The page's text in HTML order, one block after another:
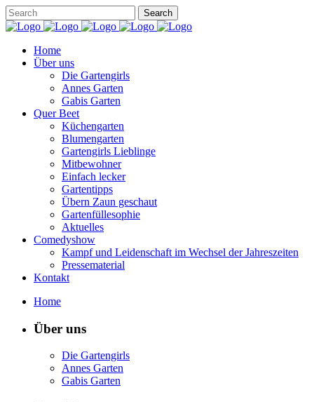
Home
Über uns
Die Gartengirls
Annes Garten
Gabis Garten
Quer Beet
Küchengarten
Blumengarten
Gartengirls Lieblinge
Mitbewohner
Einfach lecker
Gartentipps
Übern Zaun geschaut
Gartenfüllesophie
Aktuelles
Comedyshow
Kampf und Leidenschaft im Wechsel der Jahreszeiten
Pressematerial
Kontakt
Home
Über uns
Die Gartengirls
Annes Garten
Gabis Garten